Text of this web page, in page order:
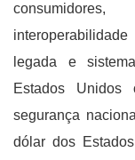
legada e
Estados Unidos
segurança
dólar dos